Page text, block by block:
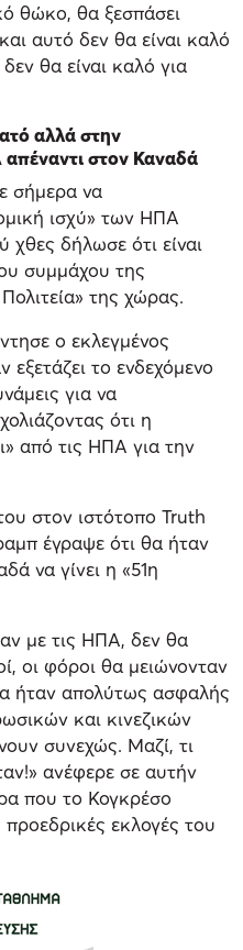
θώκο, θα ξεσπάσει
αυτό δεν θα είναι καλό
θα είναι καλό για
αλλά στην
στον Καναδά
σήμερα να
ισχύ» των ΗΠΑ
δήλωσε ότι είναι
συμμάχου της
της χώρας.
ο εκλεγμένος
το ενδεχόμενο
για να
ότι η
από τις ΗΠΑ για την
στον ιστότοπο Truth
έγραψε ότι θα ήταν
να γίνει η «51η
με τις ΗΠΑ, δεν θα
οι φόροι θα μειώνονταν
ήταν απολύτως ασφαλής
και κινεζικών
συνεχώς. Μαζί, τι
ανέφερε σε αυτήν
που το Κογκρέσο
εκλογές του